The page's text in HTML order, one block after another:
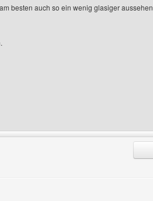
besten auch so ein wenig glasiger aussehen